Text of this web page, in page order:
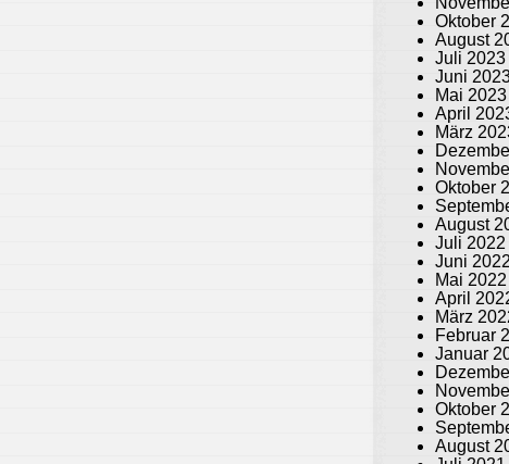
Oktober
August
Juli 2023
Juni
Mai 2023
April
März
Oktober
August
Juli 2022
Juni 2022
Mai 2022
April
März
Februar
Januar
Oktober
August